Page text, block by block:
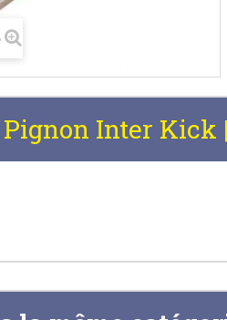
Pignon Inter Kick